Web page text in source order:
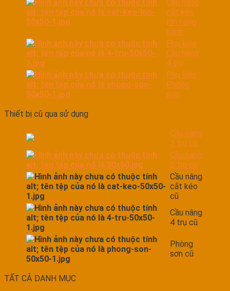
Cầu nâng
cắt kéo
lớn nâng
bánh
Phụ kiện
Cầu nâng
4 trụ
Phụ kiện
Phòng
sơn
Thiết bị cũ qua sử dụng
Cầu nâng
1 trụ cũ
Cầu nâng
2 trụ cũ
Cầu nâng
cắt kéo
cũ
Cầu nâng
4 trụ cũ
Phòng
sơn cũ
TẤT CẢ DANH MỤC